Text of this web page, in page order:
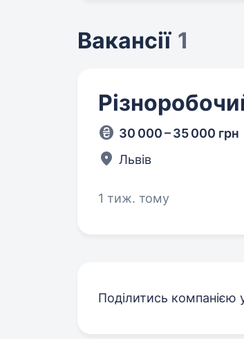
Вакансії 1
30 000 – 35 000 грн
Львів
1 тиж. тому
Поділитись компанією